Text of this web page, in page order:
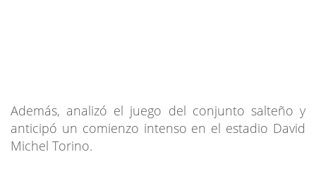
Además, analizó el juego del conjunto salteño y
anticipó un comienzo intenso en el estadio David
Michel Torino.